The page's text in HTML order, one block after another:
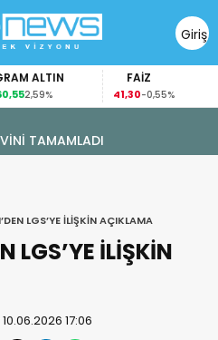
Giriş
Yap
ALTIN
2,59%
FAİZ
41,30-0,55%
TAMAMLADI
LGS’YE İLİŞKİN AÇIKLAMA
LGS’YE İLİŞKİN
10.06.2026 17:06